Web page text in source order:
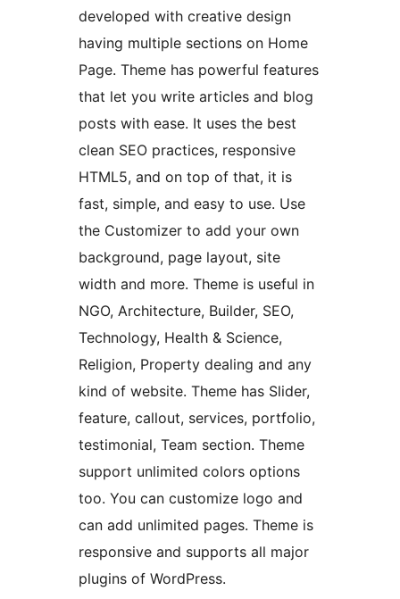
developed with creative design
having multiple sections on Home
Page. Theme has powerful features
that let you write articles and blog
posts with ease. It uses the best
clean SEO practices, responsive
HTML5, and on top of that, it is
fast, simple, and easy to use. Use
the Customizer to add your own
background, page layout, site
width and more. Theme is useful in
NGO, Architecture, Builder, SEO,
Technology, Health & Science,
Religion, Property dealing and any
kind of website. Theme has Slider,
feature, callout, services, portfolio,
testimonial, Team section. Theme
support unlimited colors options
too. You can customize logo and
can add unlimited pages. Theme is
responsive and supports all major
plugins of WordPress.